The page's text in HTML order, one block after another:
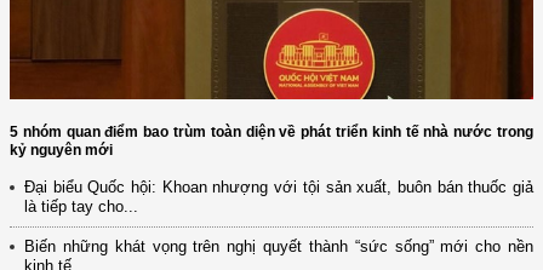
5 nhóm quan điểm bao trùm toàn diện về phát triển kinh tế nhà nước trong
kỷ nguyên mới
Đại biểu Quốc hội: Khoan nhượng với tội sản xuất, buôn bán thuốc giả
là tiếp tay cho...
Biến những khát vọng trên nghị quyết thành “sức sống” mới cho nền
kinh tế